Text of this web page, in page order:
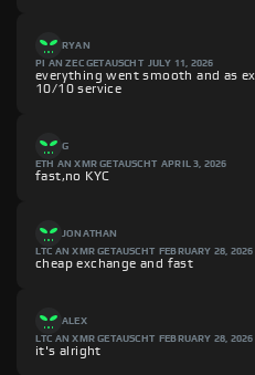
RYAN
PI AN ZEC GETAUSCHT JULY 11, 2026
everything went smooth and as
10/10 service
G
ETH AN XMR GETAUSCHT APRIL 3, 2026
fast,no KYC
JONATHAN
LTC AN XMR GETAUSCHT
FEBRUARY 28, 2026
cheap exchange and fast
ALEX
LTC AN XMR GETAUSCHT
FEBRUARY 28, 2026
it's alright